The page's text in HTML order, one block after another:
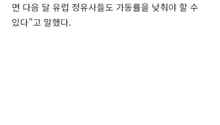
면 다음 달 유럽 정유사들도 가동률을 낮춰야 할 수
있다”고 말했다.